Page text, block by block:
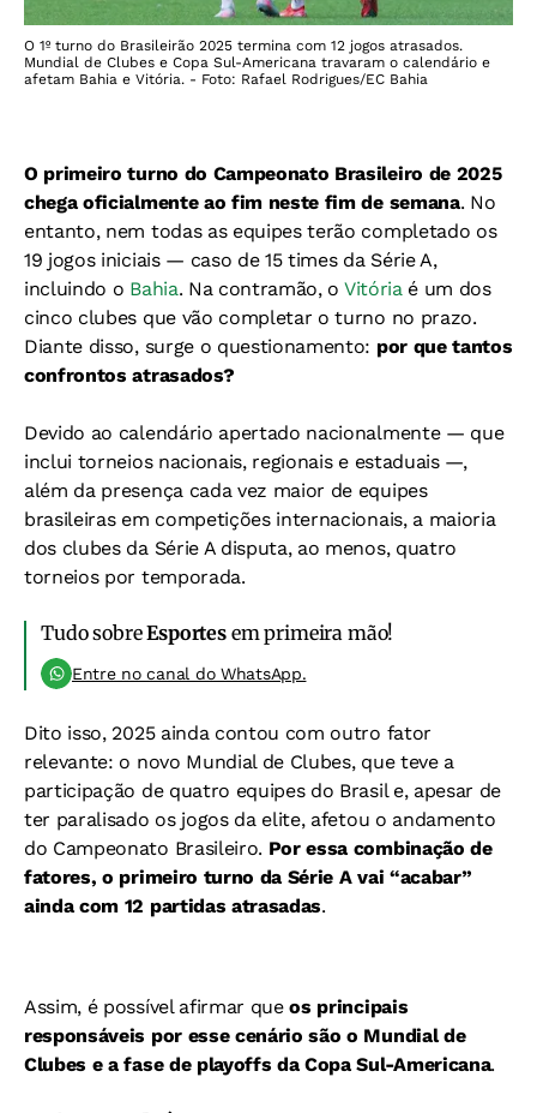
O 1º turno do Brasileirão 2025 termina com 12 jogos atrasados.
Mundial de Clubes e Copa Sul-Americana travaram o calendário e
afetam Bahia e Vitória. - Foto: Rafael Rodrigues/EC Bahia
O primeiro turno do Campeonato Brasileiro de 2025
chega oficialmente ao fim neste fim de semana. No
entanto, nem todas as equipes terão completado os
19 jogos iniciais — caso de 15 times da Série A,
incluindo o Bahia. Na contramão, o Vitóriaé um dos
cinco clubes que vão completar o turno no prazo.
Diante disso, surge o questionamento: por que tantos
confrontos atrasados?
Devido ao calendário apertado nacionalmente — que
inclui torneios nacionais, regionais e estaduais —,
além da presença cada vez maior de equipes
brasileiras em competições internacionais, a maioria
dos clubes da Série A disputa, ao menos, quatro
torneios por temporada.
Tudo sobreEsportesem primeira mão!
Entre no canal do WhatsApp.
Dito isso, 2025 ainda contou com outro fator
relevante: o novo Mundial de Clubes, que teve a
participação de quatro equipes do Brasil e, apesar de
ter paralisado os jogos da elite, afetou o andamento
do Campeonato Brasileiro. Por essa combinação de
fatores, o primeiro turno da Série A vai “acabar”
ainda com 12 partidas atrasadas.
Assim, é possível afirmar queos principais
responsáveis por esse cenário são o Mundial de
Clubes e a fase de playoffs da Copa Sul-Americana.